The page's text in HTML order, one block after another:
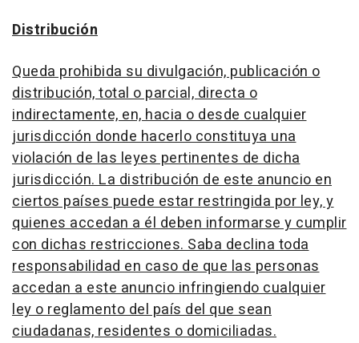
Distribución
Queda prohibida su divulgación, publicación o
distribución, total o parcial, directa o
indirectamente, en, hacia o desde cualquier
jurisdicción donde hacerlo constituya una
violación de las leyes pertinentes de dicha
jurisdicción. La distribución de este anuncio en
ciertos países puede estar restringida por ley, y
quienes accedan a él deben informarse y cumplir
con dichas restricciones. Saba declina toda
responsabilidad en caso de que las personas
accedan a este anuncio infringiendo cualquier
ley o reglamento del país del que sean
ciudadanas, residentes o domiciliadas.